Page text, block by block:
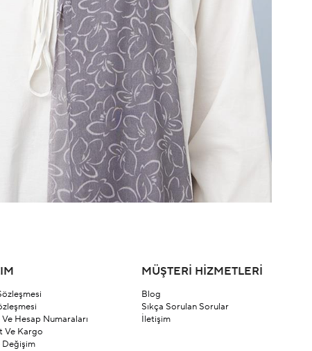
Hesap Numaraları
Ve Kargo
Değişim
MÜŞTERİ HİZMETLERİ
Blog
Sıkça Sorulan Sorular
İletişim